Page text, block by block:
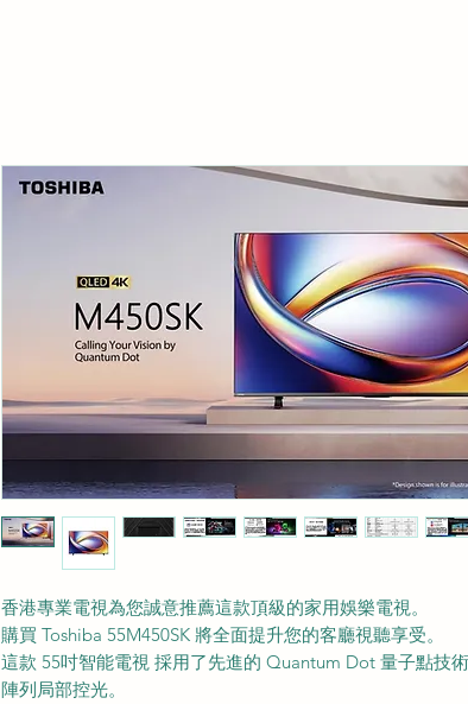
香港專業電視為您誠意推薦這款頂級的家用娛樂電視。
購買 Toshiba 55M450SK 將全面提升您的客廳視聽享受。
這款 55吋智能電視 採用了先進的 Quantum Dot 量子點技
陣列局部控光。